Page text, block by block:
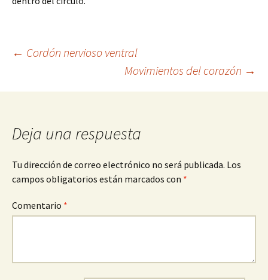
Navegación
de
entradas
← Cordón nervioso ventral
Movimientos del corazón →
Deja una respuesta
Tu dirección de correo electrónico no será publicada. Los
campos obligatorios están marcados con *
Comentario *